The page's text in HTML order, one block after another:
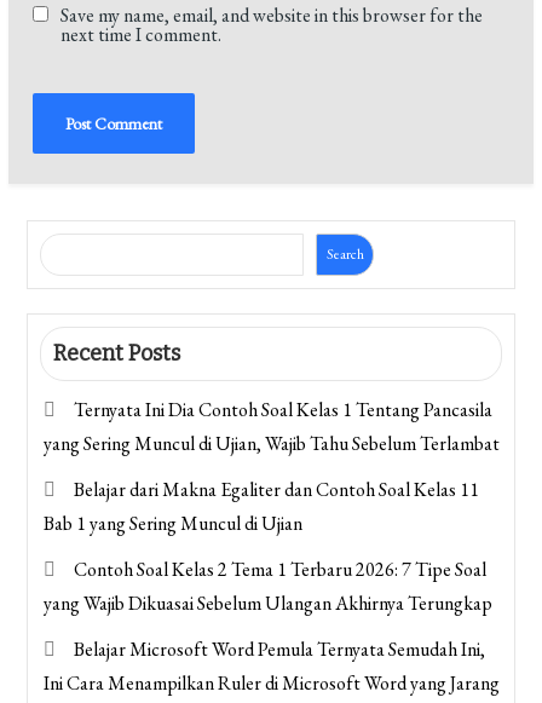
Save my name, email, and website in this browser for the
next time I comment.
Search
Recent Posts
Ternyata Ini Dia Contoh Soal Kelas 1 Tentang Pancasila
yang Sering Muncul di Ujian, Wajib Tahu Sebelum Terlambat
Belajar dari Makna Egaliter dan Contoh Soal Kelas 11
Bab 1 yang Sering Muncul di Ujian
Contoh Soal Kelas 2 Tema 1 Terbaru 2026: 7 Tipe Soal
yang Wajib Dikuasai Sebelum Ulangan Akhirnya Terungkap
Belajar Microsoft Word Pemula Ternyata Semudah Ini,
Ini Cara Menampilkan Ruler di Microsoft Word yang Jarang